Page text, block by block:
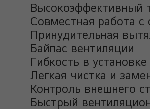
Высокоэффективный
Совместная работа
Принудительная
Байпас вентиляции
Гибкость в установке
Легкая чистка и
Контроль внешнего
Быстрый